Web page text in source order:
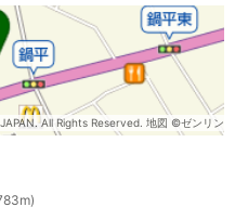
All Rights Reserved. 地図 ©ゼンリン